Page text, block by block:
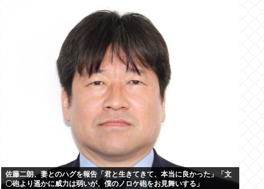
佐藤二朗、妻とのハグを報告「君と生きてきて、本当に良かった」「文
〇砲より遥かに威力は弱いが、僕のノロケ砲をお見舞いする」